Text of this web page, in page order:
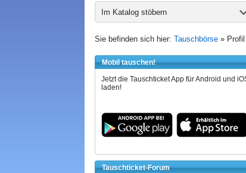
Im Katalog stöbern
Sie befinden sich hier: Tauschbörse »
Mobil tauschen!
Jetzt die Tauschticket App für Android und
laden!
Tauschticket-Forum